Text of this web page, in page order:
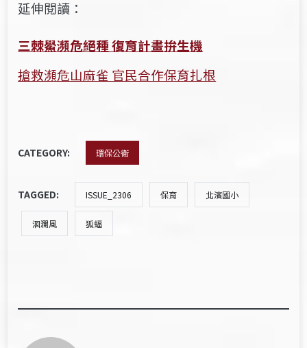
延伸閱讀：
三棘鱟瀕危絕種 復育計畫拚生機
搶救瀕危山麻雀 官民合作保育扎根
CATEGORY: 環保公衛
TAGGED: ISSUE_2306 保育 北濱國小
洄瀾風 狐蝠